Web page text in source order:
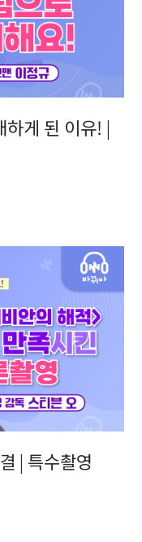
하게 된 이유! |
| 특수촬영